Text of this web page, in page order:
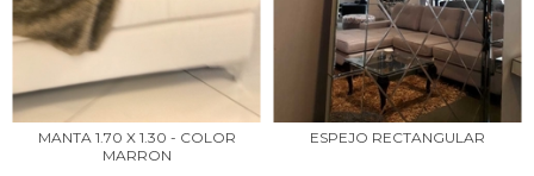
MANTA 1.70 X 1.30 - COLOR
MARRON
ESPEJO RECTANGULAR